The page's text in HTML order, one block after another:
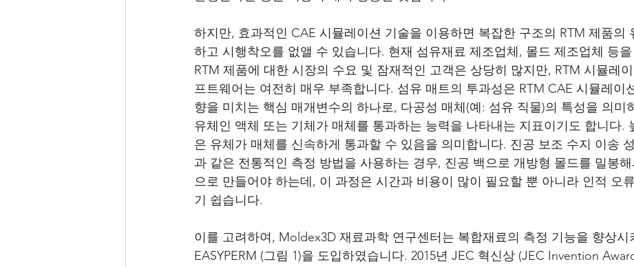
하지만, 효과적인 CAE 시뮬레이션 기술을 이용하면 복잡한 구조의 RTM 제품의
하고 시행착오를 없앨 수 있습니다. 현재 섬유재료 제조업체, 몰드 제조업체 등
RTM 제품에 대한 시장의 수요 및 잠재적인 고객은 상당히 많지만, RTM 시뮬레
프트웨어는 여전히 매우 부족합니다. 섬유 매트의 투과성은 RTM CAE 시뮬레이
향을 미치는 핵심 매개변수의 하나로, 다공성 매체(예: 섬유 직물)의 특성을 의미
유체인 액체 또는 기체가 매체를 통과하는 능력을 나타내는 지표이기도 합니다.
은 유체가 매체를 신속하게 통과할 수 있음을 의미합니다. 진공 보조 수지 이송
과 같은 전통적인 측정 방법을 사용하는 경우, 진공 백으로 개방형 몰드를 밀봉
으로 만들어야 하는데, 이 과정은 시간과 비용이 많이 필요할 뿐 아니라 인적 오
기 쉽습니다.
이를 고려하여, Moldex3D 재료과학 연구센터는 복합재료의 측정 기능을 향상시
EASYPERM (그림 1)을 도입하였습니다. 2015년 JEC 혁신상 (JEC Invention